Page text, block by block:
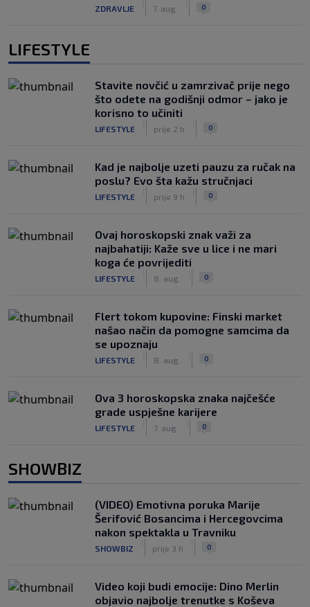
ZDRAVLJE 7. aug. 0
LIFESTYLE
Stavite novčić u zamrzivač prije nego
što odete na godišnji odmor – jako je
korisno to učiniti
LIFESTYLE prije 2 h 0
Kad je najbolje uzeti pauzu za ručak na
poslu? Evo šta kažu stručnjaci
LIFESTYLE prije 9 h 0
Ovaj horoskopski znak važi za
najbahatiji: Kaže sve u lice i ne mari
koga će povrijediti
LIFESTYLE 8. aug. 0
Flert tokom kupovine: Finski market
našao način da pomogne samcima da
se upoznaju
LIFESTYLE 8. aug. 0
Ova 3 horoskopska znaka najčešće
grade uspješne karijere
LIFESTYLE 7. aug. 0
SHOWBIZ
(VIDEO) Emotivna poruka Marije
Šerifović Bosancima i Hercegovcima
nakon spektakla u Travniku
SHOWBIZ prije 3 h 0
Video koji budi emocije: Dino Merlin
objavio najbolje trenutke s Koševa